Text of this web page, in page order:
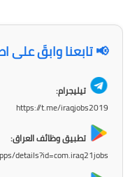
📢 تابعنا وابقَ على
تيليجرام:
https://t.me/iraqjobs2019
تطبيق وظائف العراق:
details?id=com.iraq21jobs